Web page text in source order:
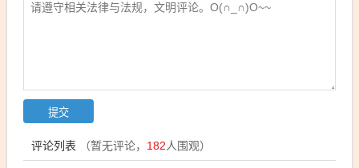
评论列表 （暂无评论， 182人围观）